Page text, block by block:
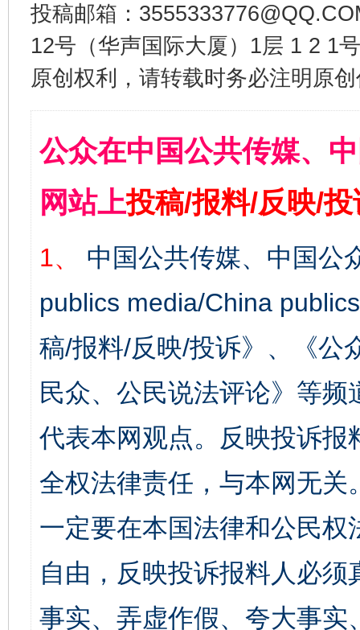
投稿邮箱：
12号（华声国际大厦）1层 1 2 1
原创权利，请转载时务必注明原
公众在中国公共传媒、
网站上投稿/报料/反映/
1、
中国公共传媒、中国公
publics media/China
稿/报料/反映/投诉》、《公
民众、公民说法评论》等
代表本网观点。反映投诉
全权法律责任，与本网无
一定要在本国法律和公民
自由，反映投诉报料人必
事实、弄虚作假、夸大事